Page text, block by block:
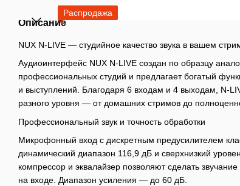
Распродажа
Описание
NUX N-LIVE — студийное качество звука в вашем
Аудиоинтерфейс NUX N-LIVE создан по образцу
профессиональных студий и предлагает богатый
и выступлений. Благодаря 6 входам и 4 выходам, N-
разного уровня — от домашних стримов до
Профессиональный звук и точность обработки
Микрофонный вход с дискретным предусилителем
динамический диапазон 116,9 дБ и сверхнизкий
компрессор и эквалайзер позволяют сделать
на входе. Диапазон усиления — до 60 дБ.